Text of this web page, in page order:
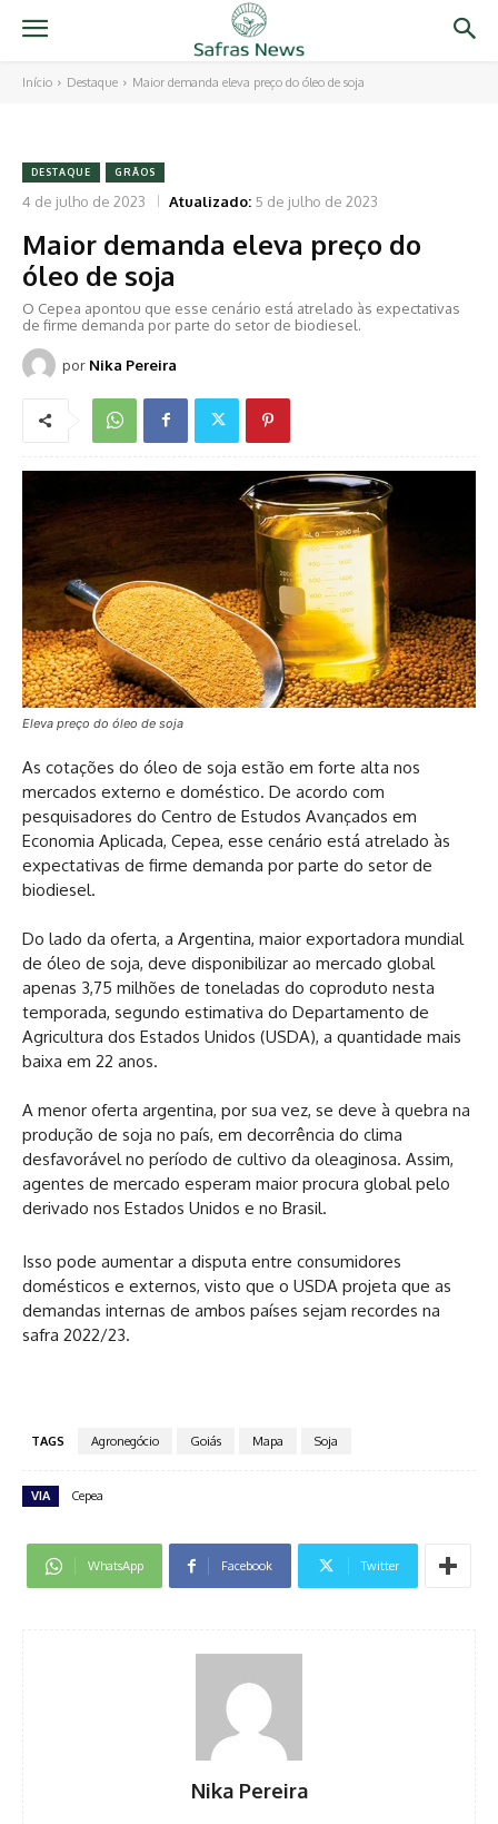
Início Destaque Maior demanda eleva preço do óleo de soja
DESTAQUE GRÃOS
4 de julho de 2023 Atualizado: 5 de julho de 2023
Maior demanda eleva preço do
óleo de soja
O Cepea apontou que esse cenário está atrelado às expectativas
de firme demanda por parte do setor de biodiesel.
por Nika Pereira
Eleva preço do óleo de soja
As cotações do óleo de soja estão em forte alta nos
mercados externo e doméstico. De acordo com
pesquisadores do Centro de Estudos Avançados em
Economia Aplicada, Cepea, esse cenário está atrelado às
expectativas de firme demanda por parte do setor de
biodiesel.
Do lado da oferta, a Argentina, maior exportadora mundial
de óleo de soja, deve disponibilizar ao mercado global
apenas 3,75 milhões de toneladas do coproduto nesta
temporada, segundo estimativa do Departamento de
Agricultura dos Estados Unidos (USDA), a quantidade mais
baixa em 22 anos.
A menor oferta argentina, por sua vez, se deve à quebra na
produção de soja no país, em decorrência do clima
desfavorável no período de cultivo da oleaginosa. Assim,
agentes de mercado esperam maior procura global pelo
derivado nos Estados Unidos e no Brasil.
Isso pode aumentar a disputa entre consumidores
domésticos e externos, visto que o USDA projeta que as
demandas internas de ambos países sejam recordes na
safra 2022/23.
TAGS Agronegócio Goiás Mapa Soja
VIA Cepea
WhatsApp Facebook Twitter
Nika Pereira